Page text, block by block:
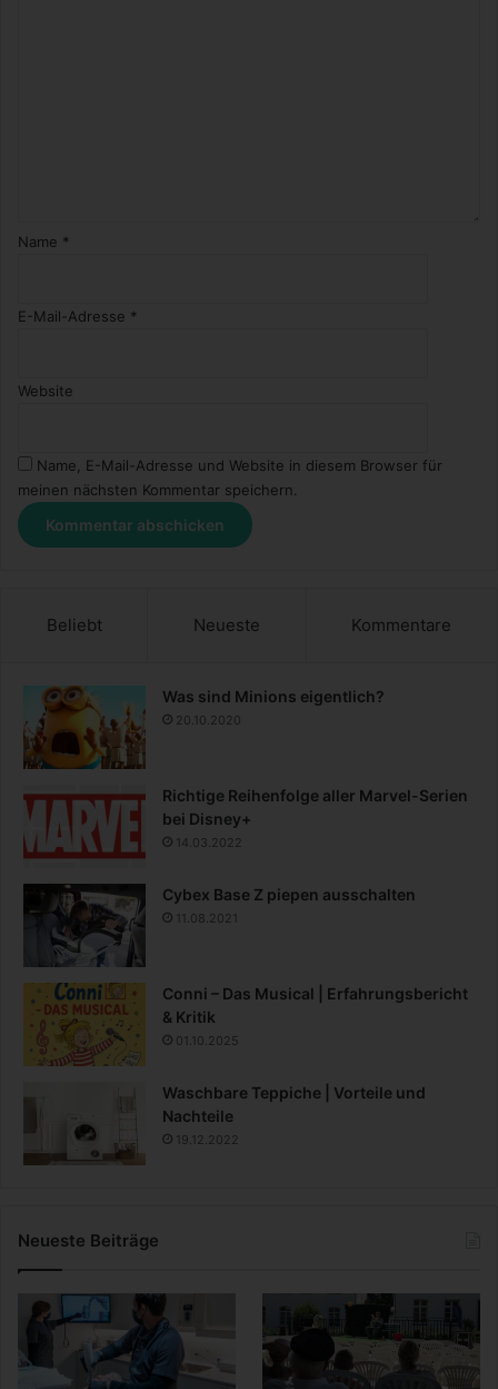
Name *
E-Mail-Adresse *
Website
Name, E-Mail-Adresse und Website in diesem Browser für
meinen nächsten Kommentar speichern.
Beliebt Neueste Kommentare
Was sind Minions eigentlich?
20.10.2020
Richtige Reihenfolge aller Marvel-Serien
bei Disney+
14.03.2022
Cybex Base Z piepen ausschalten
11.08.2021
Conni – Das Musical | Erfahrungsbericht
& Kritik
01.10.2025
Waschbare Teppiche | Vorteile und
Nachteile
19.12.2022
Neueste Beiträge